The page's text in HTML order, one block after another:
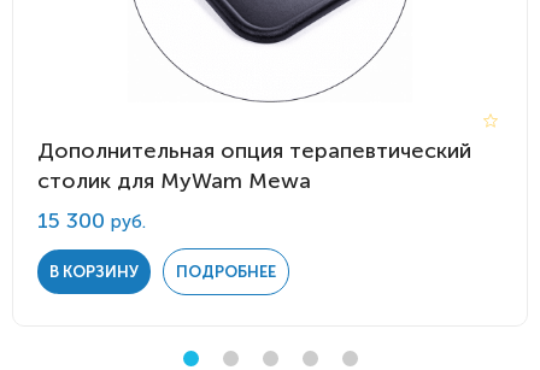
Дополнительная опция терапевтический
столик для MyWam Mewa
15 300 руб.
В КОРЗИНУ ПОДРОБНЕЕ